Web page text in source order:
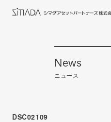
News
ニュース
DSC02109